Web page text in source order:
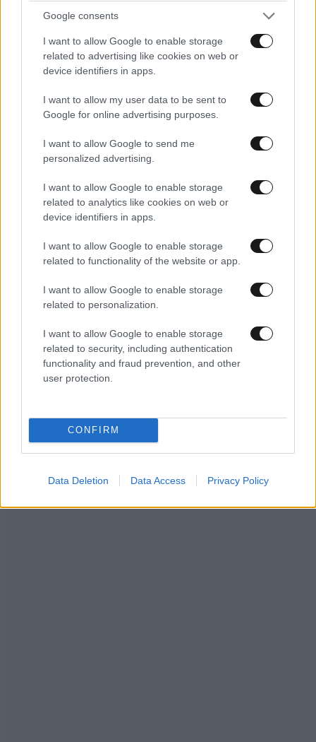
Google consents
I want to allow Google to enable storage
related to advertising like cookies on web or
device identifiers in apps.
I want to allow my user data to be sent to
Google for online advertising purposes.
I want to allow Google to send me
personalized advertising.
I want to allow Google to enable storage
related to analytics like cookies on web or
device identifiers in apps.
I want to allow Google to enable storage
related to functionality of the website or app.
I want to allow Google to enable storage
related to personalization.
I want to allow Google to enable storage
related to security, including authentication
functionality and fraud prevention, and other
user protection.
CONFIRM
Data Deletion Data Access Privacy Policy
ΕΛΛΑΔΑ06·08·2026 00:09
Σαν σήμερα 6 Αυγούστου: Πεθαίνει η Ρίτα
Σακελλαρίου, η λαϊκή ντίβα που έκανε τη ζωή